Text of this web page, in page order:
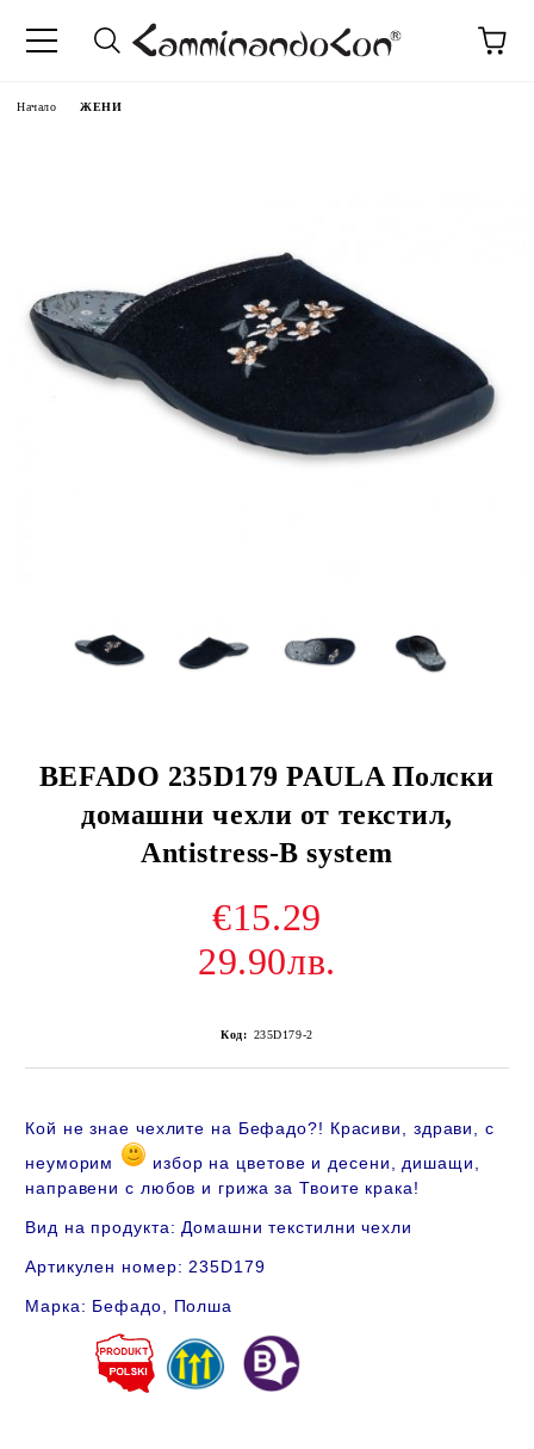
Начало ЖЕНИ
BEFADO 235D179 PAULA Полски
домашни чехли от текстил,
Antistress-B system
€15.29
29.90лв.
Код: 235D179-2
Кой не знае чехлите на Бефадо?! Красиви, здрави, с
неуморим
избор на цветове и десени, дишащи,
направени с любов и грижа за Твоите крака!
Вид на продукта: Домашни текстилни чехли
Артикулен номер: 235D179
Марка: Бефадо, Полша